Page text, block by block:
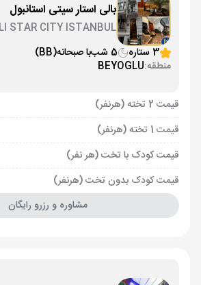
بالی استار سیتی استانبول
STAR CITY ISTANBUL
3 ستاره
5 شب با صبحانه(BB)
منطقه:BEYOGLU
قیمت 2 تخته (هرنفر)
قیمت 1 تخته (هرنفر)
قیمت کودک با تخت (هر نفر)
قیمت کودک بدون تخت (هرنفر)
مشاوره و رزرو رایگان